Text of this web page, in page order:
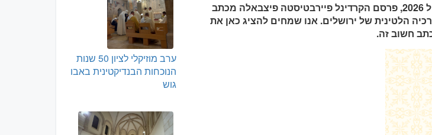
בחג מרקוס המבשר, 25 באפריל 2026, פרסם הקרדינל פיירבטיסטה פיצבאלה מכתב
הלטינית של ירושלים. אנו שמחים להציג כאן את
חשוב זה.
ערב מוזיקלי לציון 50 שנות
הנוכחות הבנדיקטינית באבו
גוש